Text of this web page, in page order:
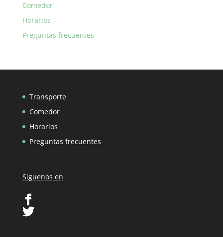
Comedor
Horarios
Preguntas frecuentes
Transporte
Comedor
Horarios
Preguntas frecuentes
Siguenos en